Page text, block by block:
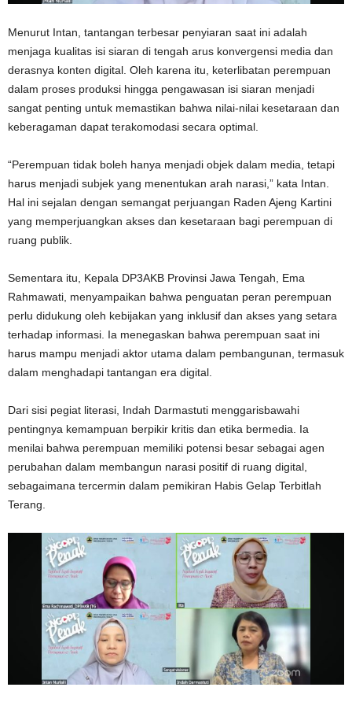
Menurut Intan, tantangan terbesar penyiaran saat ini adalah
menjaga kualitas isi siaran di tengah arus konvergensi media dan
derasnya konten digital. Oleh karena itu, keterlibatan perempuan
dalam proses produksi hingga pengawasan isi siaran menjadi
sangat penting untuk memastikan bahwa nilai-nilai kesetaraan dan
keberagaman dapat terakomodasi secara optimal.
“Perempuan tidak boleh hanya menjadi objek dalam media, tetapi
harus menjadi subjek yang menentukan arah narasi,” kata Intan.
Hal ini sejalan dengan semangat perjuangan Raden Ajeng Kartini
yang memperjuangkan akses dan kesetaraan bagi perempuan di
ruang publik.
Sementara itu, Kepala DP3AKB Provinsi Jawa Tengah, Ema
Rahmawati, menyampaikan bahwa penguatan peran perempuan
perlu didukung oleh kebijakan yang inklusif dan akses yang setara
terhadap informasi. Ia menegaskan bahwa perempuan saat ini
harus mampu menjadi aktor utama dalam pembangunan, termasuk
dalam menghadapi tantangan era digital.
Dari sisi pegiat literasi, Indah Darmastuti menggarisbawahi
pentingnya kemampuan berpikir kritis dan etika bermedia. Ia
menilai bahwa perempuan memiliki potensi besar sebagai agen
perubahan dalam membangun narasi positif di ruang digital,
sebagaimana tercermin dalam pemikiran Habis Gelap Terbitlah
Terang.